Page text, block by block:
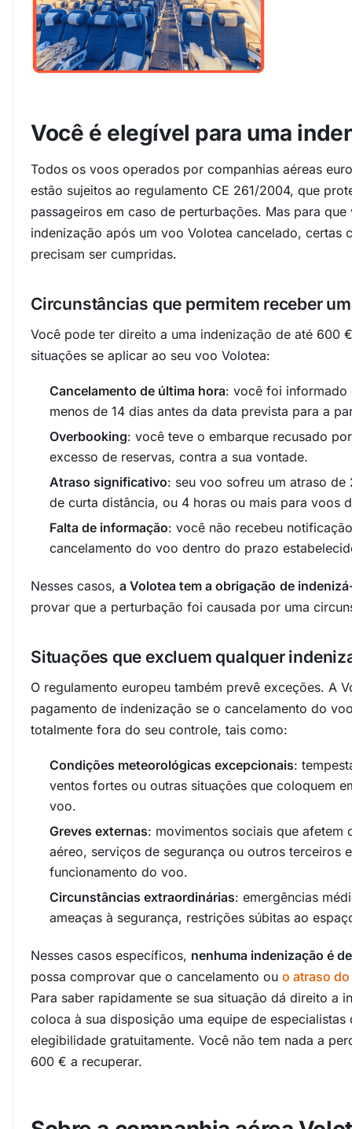
Você é elegível para uma
Todos os voos operados por companhias aéreas
estão sujeitos ao regulamento CE 261/2004, que
passageiros em caso de perturbações. Mas para
indenização após um voo Volotea cancelado, certas
precisam ser cumpridas.
Circunstâncias que permitem receber
Você pode ter direito a uma indenização de até 600
situações se aplicar ao seu voo Volotea:
Cancelamento de última hora: você foi informado
menos de 14 dias antes da data prevista para a
Overbooking: você teve o embarque recusado
excesso de reservas, contra a sua vontade.
Atraso significativo: seu voo sofreu um atraso
de curta distância, ou 4 horas ou mais para voos
Falta de informação: você não recebeu
cancelamento do voo dentro do prazo
Nesses casos, a Volotea tem a obrigação de
provar que a perturbação foi causada por uma
Situações que excluem qualquer
O regulamento europeu também prevê exceções. A
pagamento de indenização se o cancelamento do
totalmente fora do seu controle, tais como:
Condições meteorológicas excepcionais:
ventos fortes ou outras situações que coloquem
voo.
Greves externas: movimentos sociais que afetem
aéreo, serviços de segurança ou outros terceiros
funcionamento do voo.
Circunstâncias extraordinárias: emergências
ameaças à segurança, restrições súbitas ao
Nesses casos específicos, nenhuma indenização é
possa comprovar que o cancelamento ou o atraso
Para saber rapidamente se sua situação dá direito a
coloca à sua disposição uma equipe de especialistas
elegibilidade gratuitamente. Você não tem nada a
600 € a recuperar.